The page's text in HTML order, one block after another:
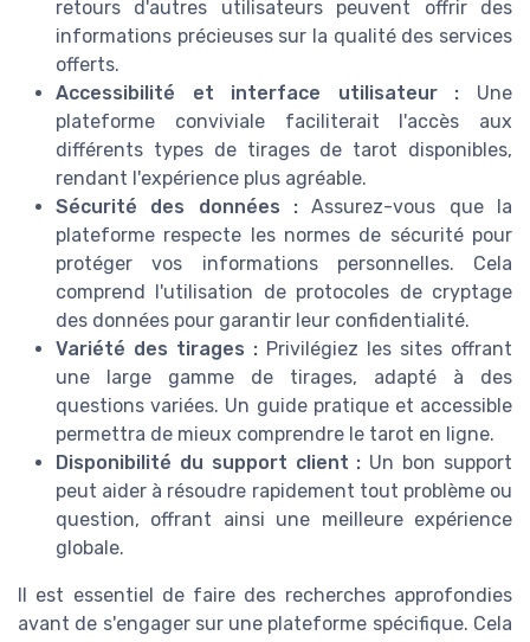
retours d'autres utilisateurs peuvent offrir des
informations précieuses sur la qualité des services
offerts.
Accessibilité et interface utilisateur : Une
plateforme conviviale faciliterait l'accès aux
différents types de tirages de tarot disponibles,
rendant l'expérience plus agréable.
Sécurité des données : Assurez-vous que la
plateforme respecte les normes de sécurité pour
protéger vos informations personnelles. Cela
comprend l'utilisation de protocoles de cryptage
des données pour garantir leur confidentialité.
Variété des tirages : Privilégiez les sites offrant
une large gamme de tirages, adapté à des
questions variées. Un guide pratique et accessible
permettra de mieux comprendre le tarot en ligne.
Disponibilité du support client : Un bon support
peut aider à résoudre rapidement tout problème ou
question, offrant ainsi une meilleure expérience
globale.
Il est essentiel de faire des recherches approfondies
avant de s'engager sur une plateforme spécifique. Cela